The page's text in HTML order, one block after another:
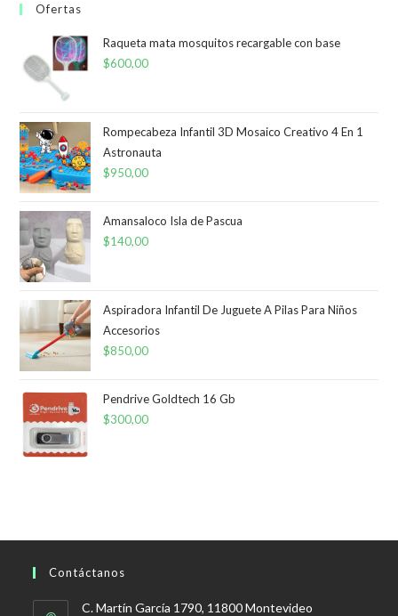
Ofertas
Raqueta mata mosquitos recargable con base
$600,00
Rompecabeza Infantil 3D Mosaico Creativo 4 En 1
Astronauta
$950,00
Amansaloco Isla de Pascua
$140,00
Aspiradora Infantil De Juguete A Pilas Para Niños
Accesorios
$850,00
Pendrive Goldtech 16 Gb
$300,00
Contáctanos
C. Martín García 1790, 11800 Montevideo